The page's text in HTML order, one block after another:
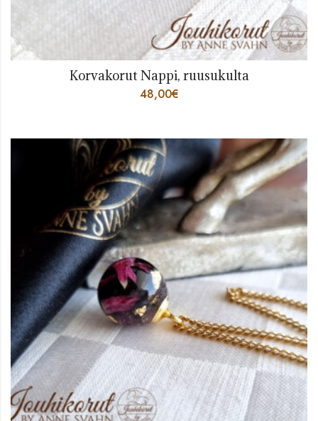
Korvakorut Nappi, ruusukulta
48,00€